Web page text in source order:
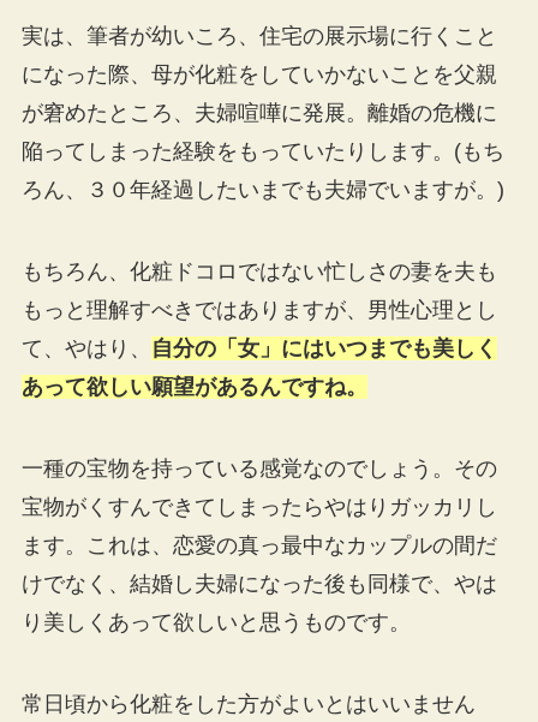
実は、筆者が幼いころ、住宅の展示場に行くこと
になった際、母が化粧をしていかないことを父親
が窘めたところ、夫婦喧嘩に発展。離婚の危機に
陥ってしまった経験をもっていたりします。(もち
ろん、３０年経過したいまでも夫婦でいますが。)
もちろん、化粧ドコロではない忙しさの妻を夫も
もっと理解すべきではありますが、男性心理とし
て、やはり、
自分の「女」にはいつまでも美しく
あって欲しい願望があるんですね。
一種の宝物を持っている感覚なのでしょう。その
宝物がくすんできてしまったらやはりガッカリし
ます。これは、恋愛の真っ最中なカップルの間だ
けでなく、結婚し夫婦になった後も同様で、やは
り美しくあって欲しいと思うものです。
常日頃から化粧をした方がよいとはいいません